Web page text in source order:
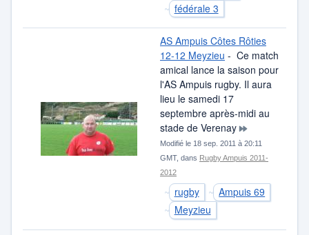
fédérale 3
AS Ampuis Côtes Rôties
12-12 Meyzieu - Ce match
amical lance la saison pour
l'AS Ampuis rugby. Il aura
lieu le samedi 17
septembre après-midi au
stade de Verenay
Modifié le 18 sep. 2011 à 20:11
GMT, dans Rugby Ampuis 2011-
2012
rugby
Ampuis 69
Meyzieu